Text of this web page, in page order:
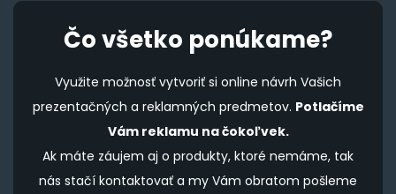
Čo všetko ponúkame?
Využite možnosť vytvoriť si online návrh Vašich
prezentačných a reklamných predmetov. Potlačíme
Vám reklamu na čokoľvek.
Ak máte záujem aj o produkty, ktoré nemáme, tak
nás stačí kontaktovať a my Vám obratom pošleme